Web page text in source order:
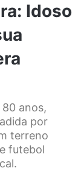
Idoso
anos,
por
terreno
futebol